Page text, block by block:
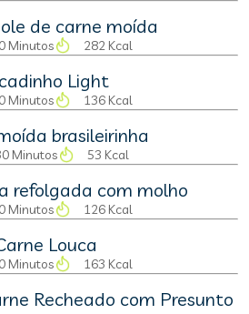
de carne moída
Minutos 282 Kcal
Light
Minutos 136 Kcal
brasileirinha
Minutos 53 Kcal
refolgada com molho
Minutos 126 Kcal
Louca
Minutos 163 Kcal
Recheado com Presunto